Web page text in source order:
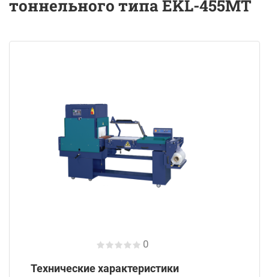
тоннельного типа EKL-455MT
0
Технические характеристики